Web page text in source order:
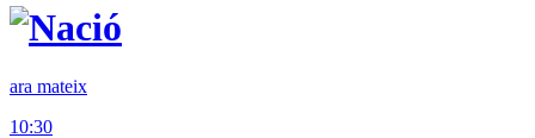
ara mateix
10:30